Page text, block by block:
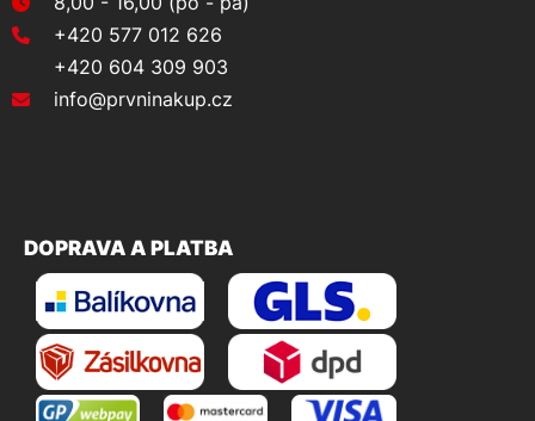
+420 577 012 626
+420 604 309 903
info@prvninakup.cz
DOPRAVA A PLATBA